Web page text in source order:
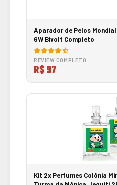
Aparador de Pelos Mondial
6W Bivolt Completo
REVIEW COMPLETO
R$ 97
Kit 2x Perfumes Colônia